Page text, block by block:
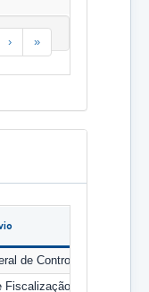
› »
de Controle Externo
Fiscalização de Áreas